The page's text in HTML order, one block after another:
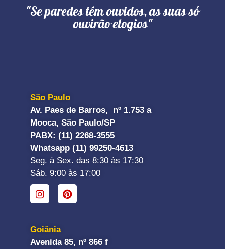
"Se paredes têm ouvidos, as suas só
ouvirão elogios"
São Paulo
Av. Paes de Barros, nº 1.753 a
Mooca, São Paulo/SP
PABX: (11) 2268-3555
Whatsapp (11) 99250-4613
Seg. à Sex. das 8:30 às 17:30
Sáb. 9:00 às 17:00
Goiânia
Avenida 85, nº 866 f